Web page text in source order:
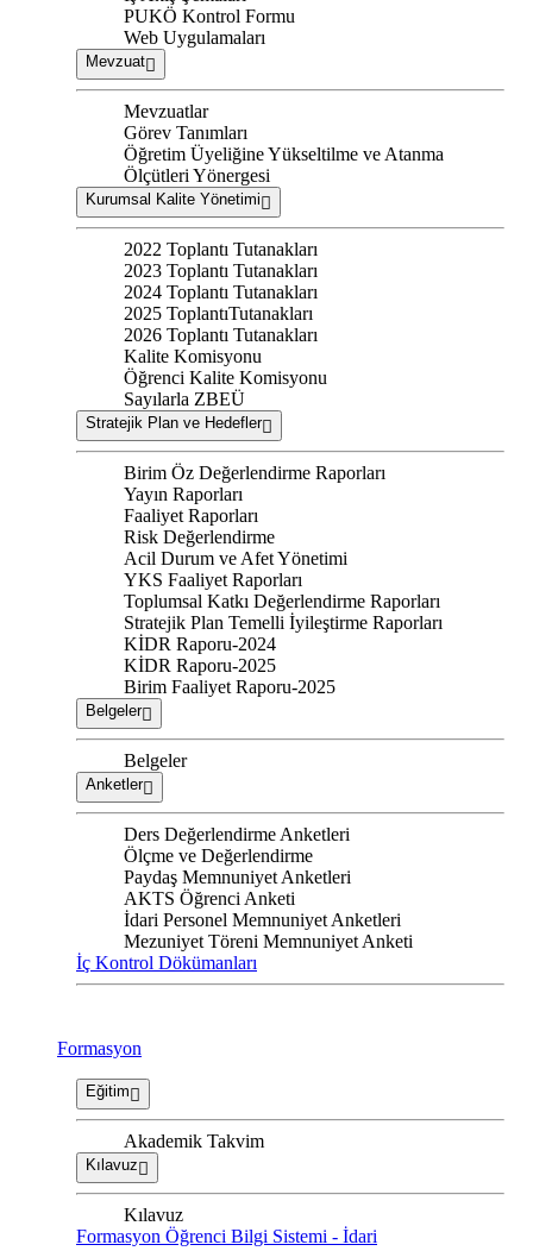
PUKÖ Kontrol Formu
Web Uygulamaları
Mevzuat
Mevzuatlar
Görev Tanımları
Öğretim Üyeliğine Yükseltilme ve Atanma
Ölçütleri Yönergesi
Kurumsal Kalite Yönetimi
2022 Toplantı Tutanakları
2023 Toplantı Tutanakları
2024 Toplantı Tutanakları
2025 ToplantıTutanakları
2026 Toplantı Tutanakları
Kalite Komisyonu
Öğrenci Kalite Komisyonu
Sayılarla ZBEÜ
Stratejik Plan ve Hedefler
Birim Öz Değerlendirme Raporları
Yayın Raporları
Faaliyet Raporları
Risk Değerlendirme
Acil Durum ve Afet Yönetimi
YKS Faaliyet Raporları
Toplumsal Katkı Değerlendirme Raporları
Stratejik Plan Temelli İyileştirme Raporları
KİDR Raporu-2024
KİDR Raporu-2025
Birim Faaliyet Raporu-2025
Belgeler
Belgeler
Anketler
Ders Değerlendirme Anketleri
Ölçme ve Değerlendirme
Paydaş Memnuniyet Anketleri
AKTS Öğrenci Anketi
İdari Personel Memnuniyet Anketleri
Mezuniyet Töreni Memnuniyet Anketi
İç Kontrol Dökümanları
Formasyon
Eğitim
Akademik Takvim
Kılavuz
Kılavuz
Formasyon Öğrenci Bilgi Sistemi - İdari